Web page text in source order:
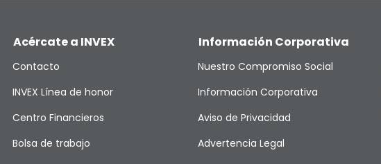
Acércate a INVEX
Contacto
INVEX Línea de honor
Centro Financieros
Bolsa de trabajo
Información Corporativa
Nuestro Compromiso Social
Información Corporativa
Aviso de Privacidad
Advertencia Legal